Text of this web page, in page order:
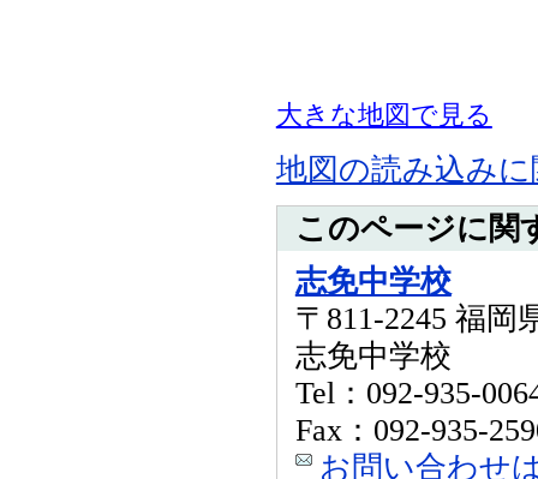
大きな地図で見る
地図の読み込み
このページに関
志免中学校
〒811-2245 福岡
志免中学校
Tel：092-935-
Fax：092-935-
お問い合わせ